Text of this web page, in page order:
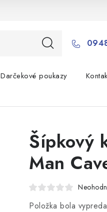
Darčekové poukazy
Šípkový
Man
Položka bola